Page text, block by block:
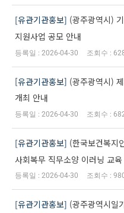
유관기관홍보 (광주광역시)
지원사업 공모 안내
2026-04-30
유관기관홍보 (광주광역시)
개최 안내
2026-04-30
유관기관홍보 (한국보건복지
사회복무 직무소양 이러닝 교
2026-04-30
유관기관홍보 (광주광역시일